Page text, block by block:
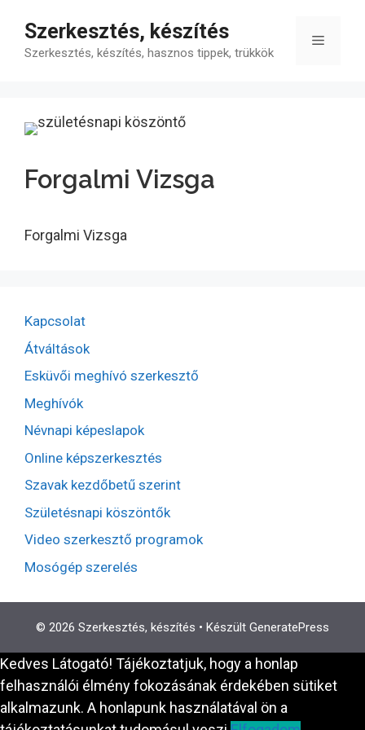
tartalomba
Szerkesztés, készítés
Szerkesztés, készítés, hasznos tippek, trükkök
Menü
Forgalmi Vizsga
Forgalmi Vizsga
Kapcsolat
Átváltások
Esküvői meghívó szerkesztő
Meghívók
Névnapi képeslapok
Online képszerkesztés
Szavak kezdőbetű szerint
Születésnapi köszöntők
Video szerkesztő programok
Mosógép szerelés
© 2026 Szerkesztés, készítés • Készült GeneratePress
Kedves Látogató! Tájékoztatjuk, hogy a honlap
felhasználói élmény fokozásának érdekében sütiket
alkalmazunk. A honlapunk használatával ön a